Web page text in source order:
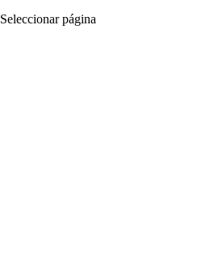
Seleccionar página